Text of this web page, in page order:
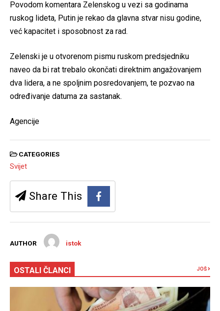
Povodom komentara Zelenskog u vezi sa godinama
ruskog lideta, Putin je rekao da glavna stvar nisu godine,
već kapacitet i sposobnost za rad.
Zelenski je u otvorenom pismu ruskom predsjedniku
naveo da bi rat trebalo okončati direktnim angažovanjem
dva lidera, a ne spoljnim posredovanjem, te pozvao na
određivanje datuma za sastanak.
Agencije
CATEGORIES
Svijet
Share This
AUTHOR istok
OSTALI ČLANCI JOŠ